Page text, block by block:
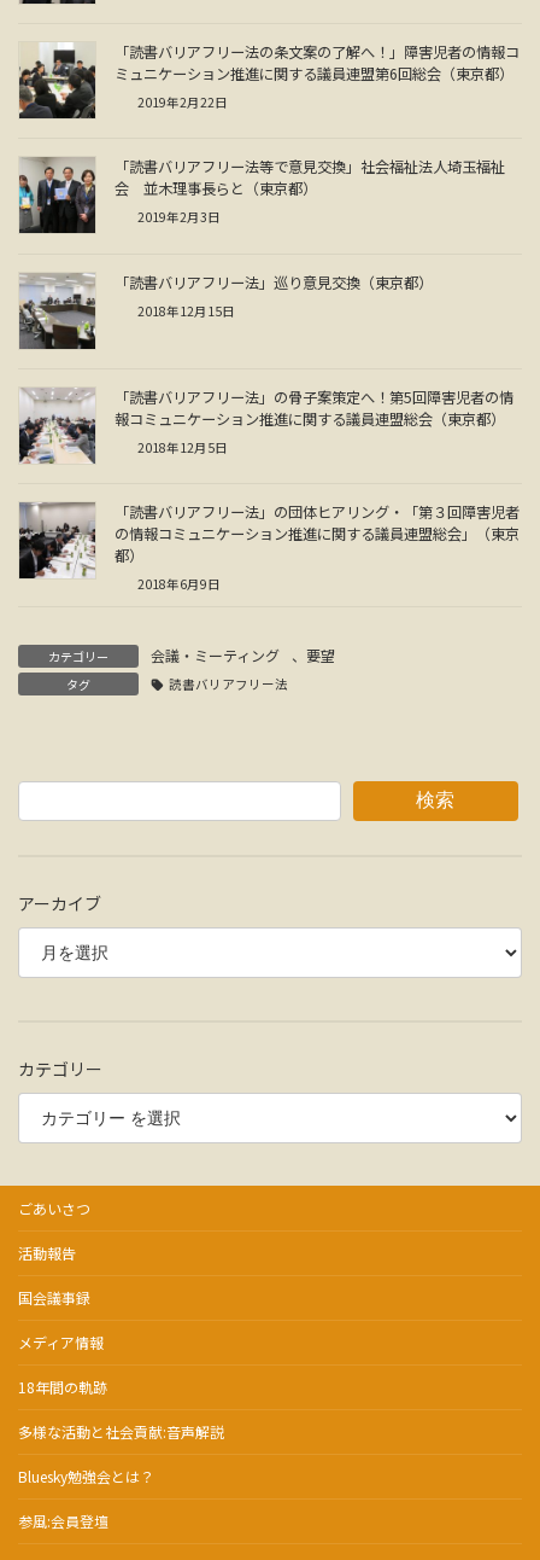
「読書バリアフリー法の条文案の了解へ！」障害児者の情報コ
ミュニケーション推進に関する議員連盟第6回総会（東京都）
2019年2月22日
「読書バリアフリー法等で意見交換」社会福祉法人埼玉福祉
会 並木理事長らと（東京都）
2019年2月3日
「読書バリアフリー法」巡り意見交換（東京都）
2018年12月15日
「読書バリアフリー法」の骨子案策定へ！第5回障害児者の情
報コミュニケーション推進に関する議員連盟総会（東京都）
2018年12月5日
「読書バリアフリー法」の団体ヒアリング・「第３回障害児者
の情報コミュニケーション推進に関する議員連盟総会」（東京
都）
2018年6月9日
カテゴリー 会議・ミーティング 、 要望
タグ 読書バリアフリー法
検索
アーカイブ
カテゴリー
ごあいさつ
活動報告
国会議事録
メディア情報
18年間の軌跡
多様な活動と社会貢献:音声解説
Bluesky勉強会とは？
参風:会員登壇